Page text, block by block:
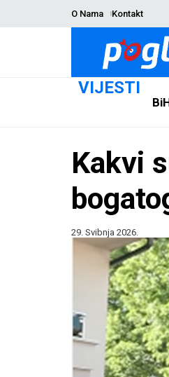
O Nama Kontakt
VIJESTI
Kakvi
29. Svibnja 2026.